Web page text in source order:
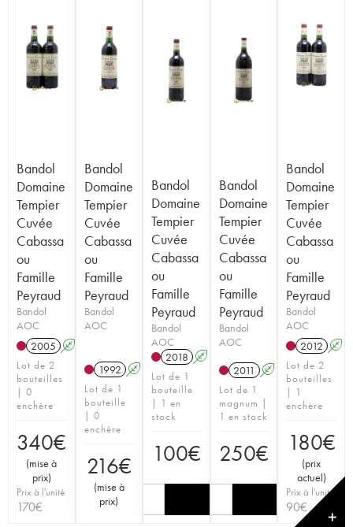
Bandol
Domaine
Tempier
Cuvée
Cabassa
ou
Famille
Peyraud
Bandol
AOC
2005 A
Lot de 2
bouteilles
| 0
enchère
340€
(mise à
prix)
Prix à l'unité
170€
Bandol
Domaine
Tempier
Cuvée
Cabassa
ou
Famille
Peyraud
Bandol
AOC
1992 A
Lot de 1
bouteille
| 0
enchère
216€
(mise à
prix)
Bandol
Domaine
Tempier
Cuvée
Cabassa
ou
Famille
Peyraud
Bandol
AOC
2018 A
Lot de 1
bouteille
| 1 en
stock
100€
Bandol
Domaine
Tempier
Cuvée
Cabassa
ou
Famille
Peyraud
Bandol
AOC
2011 A
Lot de 1
magnum |
1 en stock
250€
Bandol
Domaine
Tempier
Cuvée
Cabassa
ou
Famille
Peyraud
Bandol
AOC
2012 A
Lot de 2
bouteilles
| 1
enchère
180€
(prix
actuel)
Prix à l'unité
90€
✕